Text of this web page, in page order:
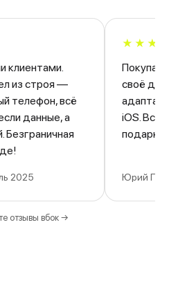
клиентами.
из строя —
телефон, всё
данные, а
Безграничная
2025
Покупал
своё
iOS. Всё
Юрий П. ·
отзывы вбок →